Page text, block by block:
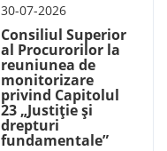
30-07-2026
Consiliul Superior
al Procurorilor la
reuniunea de
monitorizare
privind Capitolul
23 „Justiție și
drepturi
fundamentale”